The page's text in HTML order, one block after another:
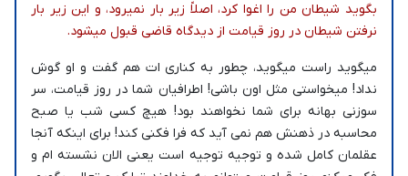
بگوید شیطان من را اغوا کرد، اصلاً زیر بار نمیرود، و این زیر بار
نرفتن شیطان در روز قیامت از دیدگاه قاضی قبول میشود.
میگوید راست میگوید، چطور به کناری ات هم گفت و او گوش
نداد! میخواستی مثل اون باشی! اطرافیان شما در روز قیامت، سر
سوزنی بهانه برای شما نخواهند بود! هیچ کسی شب یا صبح
محاسبه در ذهنش هم نمی آید که فرا فکنی کند! برای اینکه آنجا
عقلمان کامل شده و توجیه توجیه است یعنی الان نشسته ام و